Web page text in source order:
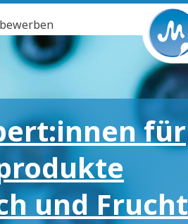
für
und Frucht